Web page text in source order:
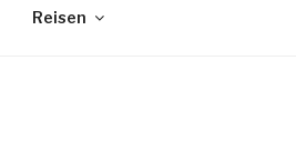
Reisen